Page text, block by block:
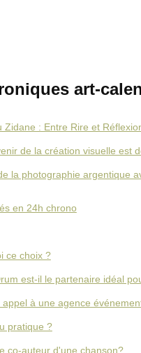
art-
: Entre Rire et
de la création visuelle est
la photographie argentique
en 24h chrono
ce choix ?
est-il le partenaire idéal
à une agence
pratique ?
co-auteur d'une chanson?